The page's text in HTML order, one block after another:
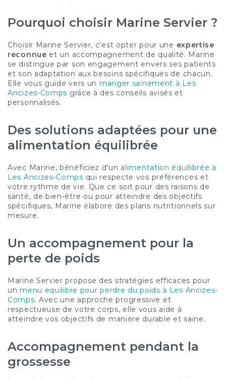
Pourquoi choisir Marine Servier ?
Choisir Marine Servier, c'est opter pour une expertise
reconnue et un accompagnement de qualité. Marine
se distingue par son engagement envers ses patients
et son adaptation aux besoins spécifiques de chacun.
Elle vous guide vers un manger sainement à Les
Ancizes-Comps grâce à des conseils avisés et
personnalisés.
Des solutions adaptées pour une
alimentation équilibrée
Avec Marine, bénéficiez d'un alimentation équilibrée à
Les Ancizes-Comps qui respecte vos préférences et
votre rythme de vie. Que ce soit pour des raisons de
santé, de bien-être ou pour atteindre des objectifs
spécifiques, Marine élabore des plans nutritionnels sur
mesure.
Un accompagnement pour la
perte de poids
Marine Servier propose des stratégies efficaces pour
unmenu equilibre pour perdre du poids à Les Ancizes-
Comps. Avec une approche progressive et
respectueuse de votre corps, elle vous aide à
atteindre vos objectifs de manière durable et saine.
Accompagnement pendant la
grossesse